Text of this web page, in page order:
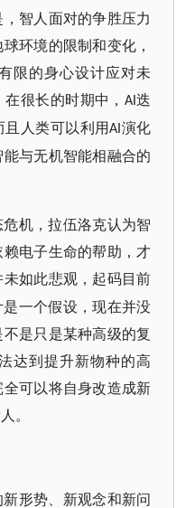
智人面对的争胜压力
环境的限制和变化，
限的身心设计应对未
很长的时期中， AI 迭
且人类可以利用AI 演化
与无机智能相融合的
机，拉伍洛克认为智
电子生命的帮助，才
如此悲观，起码目前
一个假设，现在并没
是只是某种高级的复
达到提升新物种的高
可以将自身改造成新
。
形势、新观念和新问